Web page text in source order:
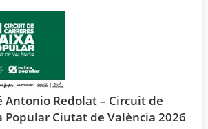
Antonio Redolat – Circuit de
Popular Ciutat de València 2026